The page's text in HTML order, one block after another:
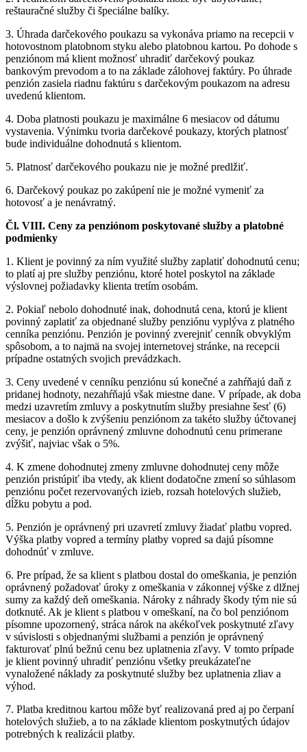
reštauračné služby či špeciálne balíky.
3. Úhrada darčekového poukazu sa vykonáva priamo na recepcii v
hotovostnom platobnom styku alebo platobnou kartou. Po dohode s
penziónom má klient možnosť uhradiť darčekový poukaz
bankovým prevodom a to na základe zálohovej faktúry. Po úhrade
penzión zasiela riadnu faktúru s darčekovým poukazom na adresu
uvedenú klientom.
4. Doba platnosti poukazu je maximálne 6 mesiacov od dátumu
vystavenia. Výnimku tvoria darčekové poukazy, ktorých platnosť
bude individuálne dohodnutá s klientom.
5. Platnosť darčekového poukazu nie je možné predlžiť.
6. Darčekový poukaz po zakúpení nie je možné vymeniť za
hotovosť a je nenávratný.
Čl. VIII. Ceny za penziónom poskytované služby a platobné
podmienky
1. Klient je povinný za ním využité služby zaplatiť dohodnutú cenu;
to platí aj pre služby penziónu, ktoré hotel poskytol na základe
výslovnej požiadavky klienta tretím osobám.
2. Pokiaľ nebolo dohodnuté inak, dohodnutá cena, ktorú je klient
povinný zaplatiť za objednané služby penziónu vyplýva z platného
cenníka penziónu. Penzión je povinný zverejniť cenník obvyklým
spôsobom, a to najmä na svojej internetovej stránke, na recepcii
prípadne ostatných svojich prevádzkach.
3. Ceny uvedené v cenníku penziónu sú konečné a zahŕňajú daň z
pridanej hodnoty, nezahŕňajú však miestne dane. V prípade, ak doba
medzi uzavretím zmluvy a poskytnutím služby presiahne šesť (6)
mesiacov a došlo k zvýšeniu penziónom za takéto služby účtovanej
ceny, je penzión oprávnený zmluvne dohodnutú cenu primerane
zvýšiť, najviac však o 5%.
4. K zmene dohodnutej zmeny zmluvne dohodnutej ceny môže
penzión pristúpiť iba vtedy, ak klient dodatočne zmení so súhlasom
penziónu počet rezervovaných izieb, rozsah hotelových služieb,
dĺžku pobytu a pod.
5. Penzión je oprávnený pri uzavretí zmluvy žiadať platbu vopred.
Výška platby vopred a termíny platby vopred sa dajú písomne
dohodnúť v zmluve.
6. Pre prípad, že sa klient s platbou dostal do omeškania, je penzión
oprávnený požadovať úroky z omeškania v zákonnej výške z dlžnej
sumy za každý deň omeškania. Nároky z náhrady škody tým nie sú
dotknuté. Ak je klient s platbou v omeškaní, na čo bol penziónom
písomne upozornený, stráca nárok na akékoľvek poskytnuté zľavy
v súvislosti s objednanými službami a penzión je oprávnený
fakturovať plnú bežnú cenu bez uplatnenia zľavy. V tomto prípade
je klient povinný uhradiť penziónu všetky preukázateľne
vynaložené náklady za poskytnuté služby bez uplatnenia zliav a
výhod.
7. Platba kreditnou kartou môže byť realizovaná pred aj po čerpaní
hotelových služieb, a to na základe klientom poskytnutých údajov
potrebných k realizácii platby.